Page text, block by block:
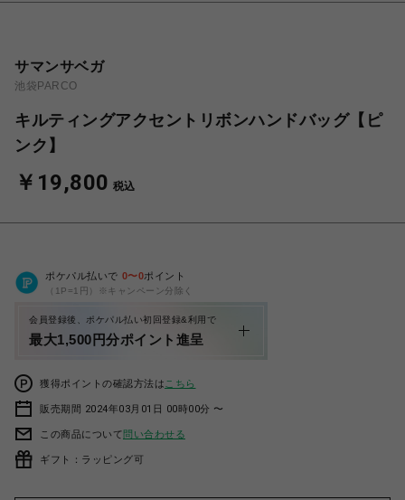
サマンサベガ
池袋PARCO
キルティングアクセントリボンハンドバッグ【ピ
ンク】
￥19,800 税込
ポケパル払いで 0〜0ポイント
（1P=1円）※キャンペーン分除く
会員登録後、ポケパル払い初回登録&利用で
最大1,500円分ポイント進呈
獲得ポイントの確認方法は こちら
販売期間 2024年03月01日 00時00分 〜
この商品について問い合わせる
ギフト：ラッピング可